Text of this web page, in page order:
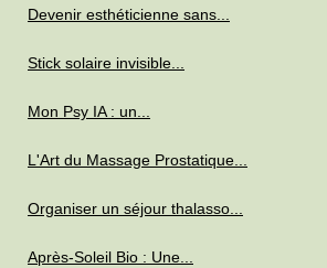
Devenir esthéticienne sans...
Stick solaire invisible...
Mon Psy IA : un...
L'Art du Massage Prostatique...
Organiser un séjour thalasso...
Après-Soleil Bio : Une...